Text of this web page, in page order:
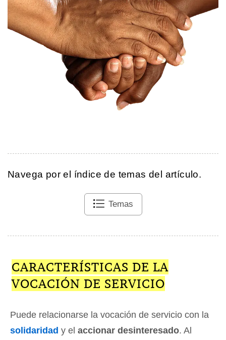
Navega por el índice de temas del artículo.
Temas
CARACTERÍSTICAS DE LA
VOCACIÓN DE SERVICIO
Puede relacionarse la vocación de servicio con la
solidaridad y el accionar desinteresado. Al